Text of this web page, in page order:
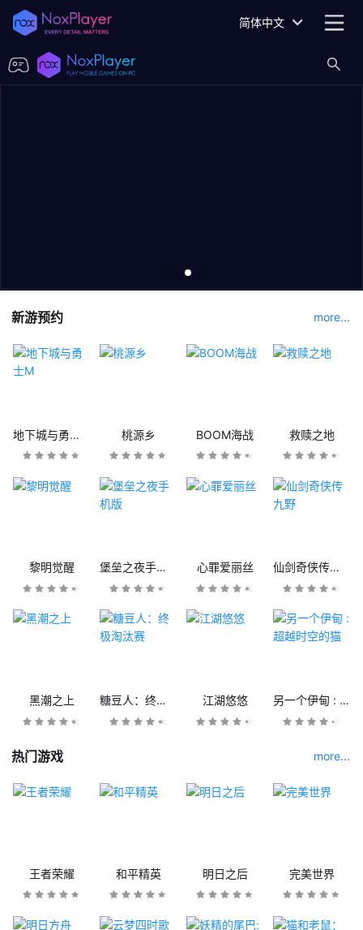
简体中文
新游预约 more...
地下城与勇士M 桃源乡 BOOM海战 救赎之地
黎明觉醒 堡垒之夜手机版 心罪爱丽丝 仙剑奇侠传九野
黑潮之上 糖豆人：终极淘汰赛 江湖悠悠 另一个伊甸 : 超越时空的猫
热门游戏 more...
王者荣耀 和平精英 明日之后 完美世界